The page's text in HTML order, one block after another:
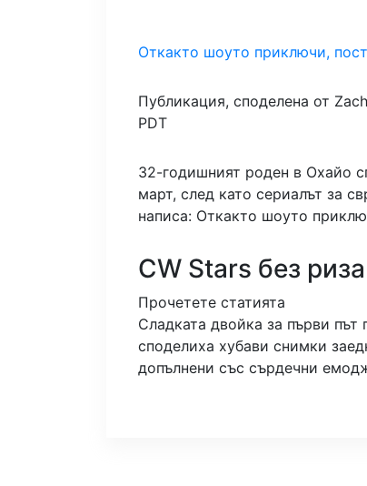
Откакто шоуто приключи,
Публикация, споделена от
PDT
32-годишният роден в Охайо
март, след като сериалът за
написа: Откакто шоуто
CW Stars без риза
Прочетете статията
Сладката двойка за първи път
споделиха хубави снимки
допълнени със сърдечни